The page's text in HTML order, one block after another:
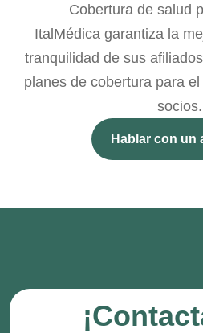
Cobertura de salud
ItalMédica garantiza la
tranquilidad de sus
planes de cobertura para
socios.
Hablar con un